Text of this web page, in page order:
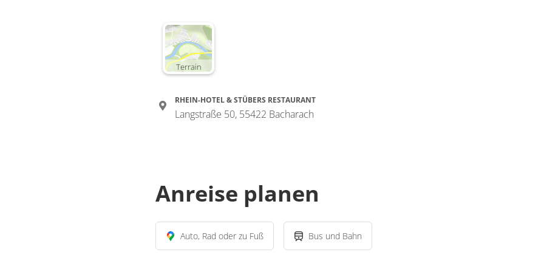
Terrain
RHEIN-HOTEL & STÜBERS RESTAURANT
Langstraße 50, 55422 Bacharach
Anreise planen
Auto, Rad oder zu Fuß Bus und Bahn